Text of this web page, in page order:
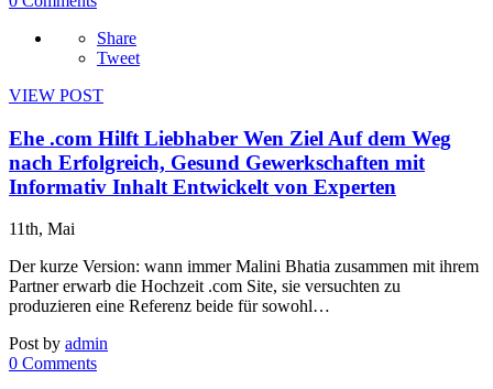
Share
Tweet
VIEW POST
Ehe .com Hilft Liebhaber Wen Ziel Auf dem Weg
nach Erfolgreich, Gesund Gewerkschaften mit
Informativ Inhalt Entwickelt von Experten
11th, Mai
Der kurze Version: wann immer Malini Bhatia zusammen mit ihrem
Partner erwarb die Hochzeit .com Site, sie versuchten zu
produzieren eine Referenz beide für sowohl…
Post by admin
0 Comments